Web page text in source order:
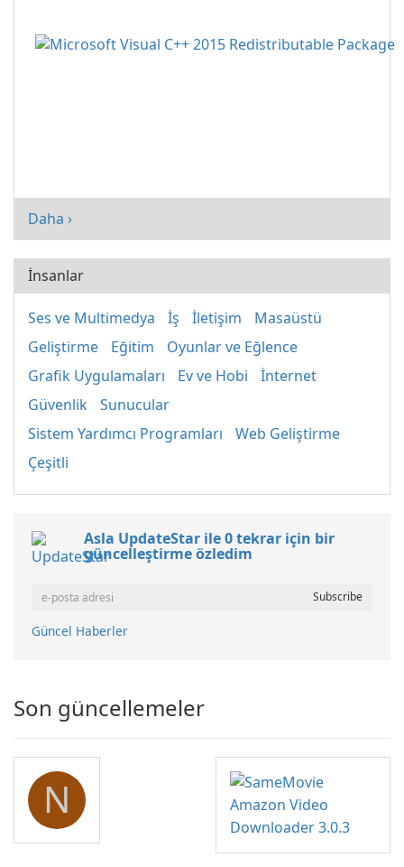
Daha ›
İnsanlar
Ses ve Multimedya İş İletişim
Masaüstü
Geliştirme
Eğitim
Oyunlar ve Eğlence
Grafik Uygulamaları
Ev ve Hobi
İnternet
Güvenlik
Sunucular
Sistem Yardımcı Programları
Web Geliştirme
Çeşitli
Asla UpdateStar ile 0 tekrar için bir
güncelleştirme özledim
Güncel Haberler
Son güncellemeler
N